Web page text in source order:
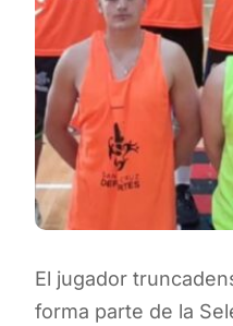
El jugador
forma parte de la